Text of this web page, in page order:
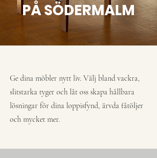
PÅ SÖDERMALM
Ge dina möbler nytt liv. Välj bland vackra,
slitstarka tyger och låt oss skapa hållbara
lösningar för dina loppisfynd, ärvda fåtöljer
och mycket mer.